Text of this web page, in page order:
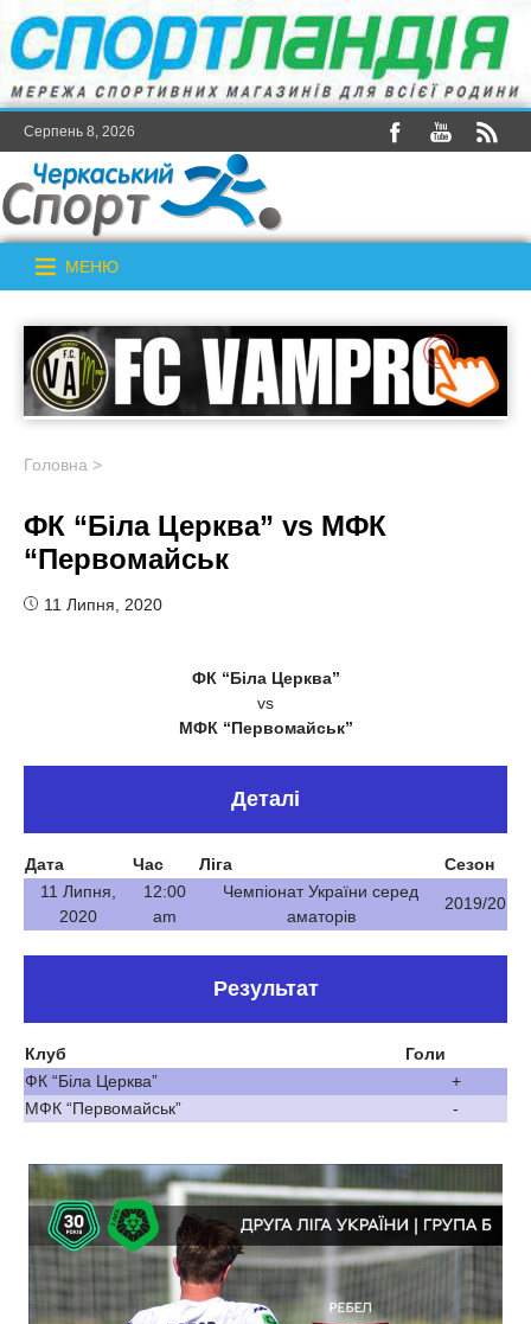
Серпень 8, 2026
МЕНЮ
Головна >
ФК “Біла Церква” vs МФК
“Первомайськ
11 Липня, 2020
ФК “Біла Церква”
vs
МФК “Первомайськ”
Деталі
Дата Час Ліга
Сезон
11 Липня,
2020
12:00
am
Чемпіонат України серед
аматорів
2019/20
Результат
Клуб
Голи
ФК “Біла Церква”
+
МФК “Первомайськ”
-